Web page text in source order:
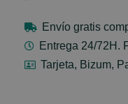
Envío gratis
Entrega 24/72H.
Tarjeta, Bizum,